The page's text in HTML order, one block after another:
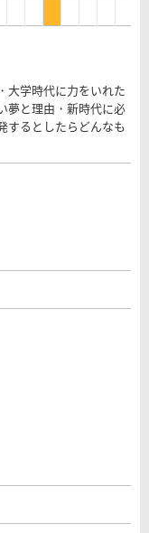
大学時代に力をいれた
夢と理由・新時代に必
するとしたらどんなも